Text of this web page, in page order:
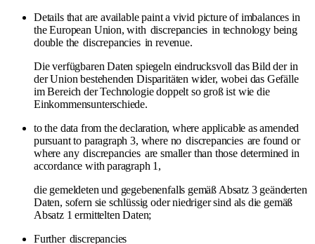
Details that are available paint a vivid picture of imbalances in
the European Union, with discrepancies in technology being
double the discrepancies in revenue.
Die verfügbaren Daten spiegeln eindrucksvoll das Bild der in
der Union bestehenden Disparitäten wider, wobei das Gefälle
im Bereich der Technologie doppelt so groß ist wie die
Einkommensunterschiede.
to the data from the declaration, where applicable as amended
pursuant to paragraph 3, where no discrepancies are found or
where any discrepancies are smaller than those determined in
accordance with paragraph 1,
die gemeldeten und gegebenenfalls gemäß Absatz 3 geänderten
Daten, sofern sie schlüssig oder niedriger sind als die gemäß
Absatz 1 ermittelten Daten;
Further discrepancies